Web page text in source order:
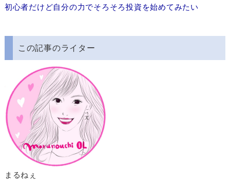
初心者だけど自分の力でそろそろ投資を始めてみたい
この記事のライター
まるねぇ